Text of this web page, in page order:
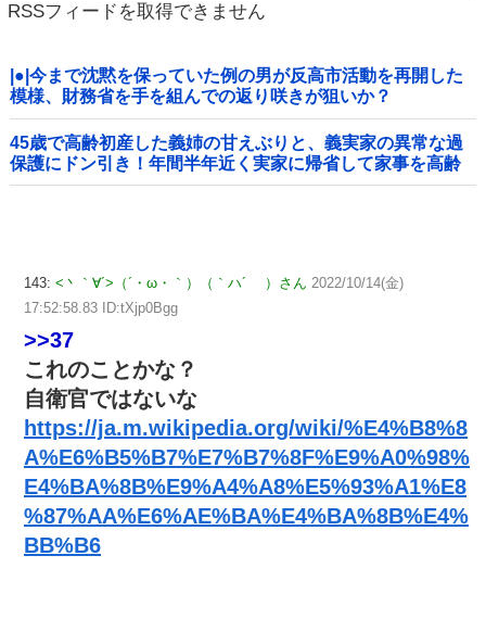
RSSフィードを取得できません
|●|今まで沈黙を保っていた例の男が反高市活動を再開した
模様、財務省を手を組んでの返り咲きが狙いか？
45歳で高齢初産した義姉の甘えぶりと、義実家の異常な過
保護にドン引き！年間半年近く実家に帰省して家事を高齢
親に丸投げし、新幹線の移動すら義兄に送迎させてい
143: <丶｀∀´>（´・ω・｀）（｀ハ´ ）さん 2022/10/14(金)
17:52:58.83 ID:tXjp0Bgg
>>37
これのことかな？
自衛官ではないな
https://ja.m.wikipedia.org/wiki/%E4%B8%8
A%E6%B5%B7%E7%B7%8F%E9%A0%98%
E4%BA%8B%E9%A4%A8%E5%93%A1%E8
%87%AA%E6%AE%BA%E4%BA%8B%E4%
BB%B6